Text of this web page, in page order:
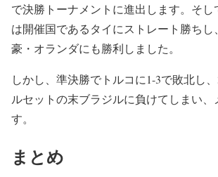
で決勝トーナメントに進出します。そし
は開催国であるタイにストレート勝ちし
豪・オランダにも勝利しました。
しかし、準決勝でトルコに1-3で敗北し
ルセットの末ブラジルに負けてしまい、
す。
まとめ